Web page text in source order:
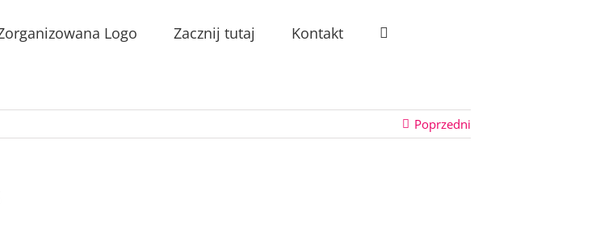
Zacznij tutaj Kontakt
Poprzedni